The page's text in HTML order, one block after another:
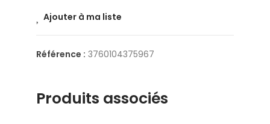
Ajouter à ma liste
Référence : 3760104375967
Produits associés